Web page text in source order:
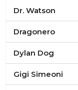
Dr. Watson
Dragonero
Dylan Dog
Gigi Simeoni